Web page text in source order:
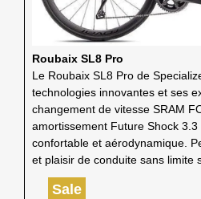
Roubaix SL8 Pro
Le Roubaix SL8 Pro de
technologies innovantes et ses
changement de vitesse SRAM
amortissement Future Shock
confortable et aérodynamique.
et plaisir de conduite sans limite
Sale